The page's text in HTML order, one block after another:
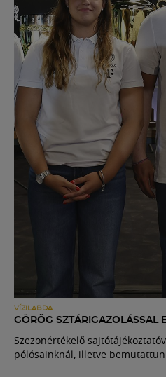
VÍZILABDA
GÖRÖG SZTÁRIGAZOLÁSSAL
Szezonértékelő
pólósainknál, illetve